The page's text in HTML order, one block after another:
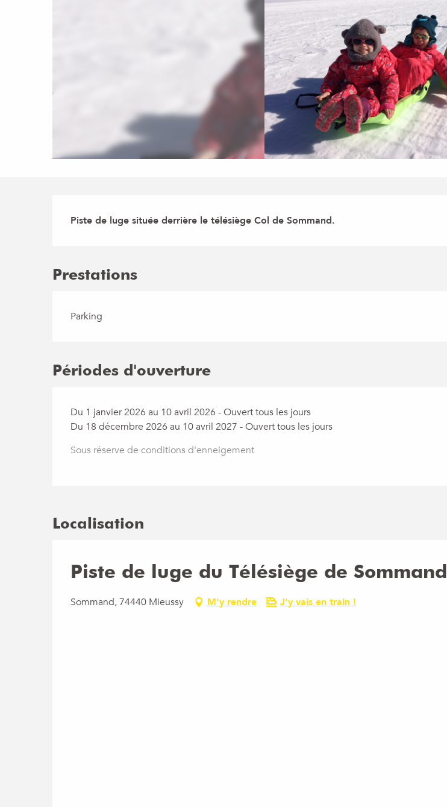
Description
Piste de luge située derrière le télésiège Col de Sommand.
Prestations
Parking
Périodes d'ouverture
Du 1 janvier 2026 au 10 avril 2026 - Ouvert tous les jours
Du 18 décembre 2026 au 10 avril 2027 - Ouvert tous les jours
Sous réserve de conditions d'enneigement
Localisation
Piste de luge du Télésiège de Sommand
Sommand, 74440 Mieussy M'y rendre J'y vais en train !